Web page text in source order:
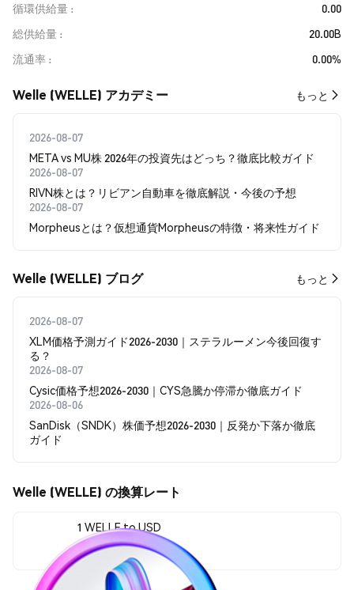
循環供給量
0.00
総供給量
20.00B
流通率
0.00%
Welle (WELLE) アカデミー もっと
2026-08-07
META vs MU株 2026年の投資先はどっち？徹底比較ガイド
2026-08-07
RIVN株とは？リビアン自動車を徹底解説・今後の予想
2026-08-07
Morpheusとは？仮想通貨Morpheusの特徴・将来性ガイド
Welle (WELLE) ブログ もっと
2026-08-07
XLM価格予測ガイド2026-2030｜ステラルーメン今後回復す
る？
2026-08-07
Cysic価格予想2026-2030｜CYS急騰か停滞か徹底ガイド
2026-08-06
SanDisk（SNDK）株価予想2026-2030｜反発か下落か徹底
ガイド
Welle (WELLE) の換算レート
1 WELLE to USD
$0.00082522